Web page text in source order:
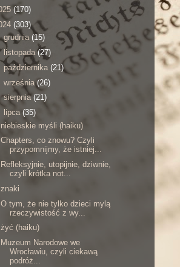
(170)
(303)
grudnia (15)
listopada(27)
października (21)
września(26)
sierpnia(21)
lipca (35)
niebieskie myśli (haiku)
Chapters, co znowu? Czyli
przypomnijmy, że istniej...
Refleksyjnie, utopijnie, dziwnie,
czyli krótka not...
znaki
O tym, że nie tylko dzieci mylą
rzeczywistość z wy...
żyć (haiku)
Muzeum Narodowe we
Wrocławiu, czyli ciekawą
podróż...